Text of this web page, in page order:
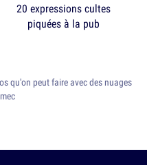
20 expressions cultes
piquées à la pub
qu'on peut faire avec des nuages